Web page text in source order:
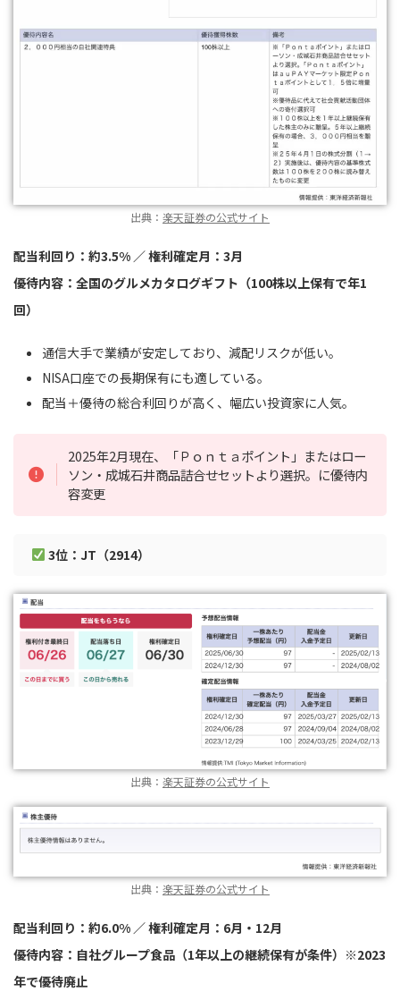
出典： 楽天証券の公式サイト
配当利回り：約3.5% ／ 権利確定月：3月
優待内容：全国のグルメカタログギフト（100株以上保有で年1
回）
通信大手で業績が安定しており、減配リスクが低い。
NISA口座での長期保有にも適している。
配当＋優待の総合利回りが高く、幅広い投資家に人気。
2025年2月現在、「Ｐｏｎｔａポイント」またはロー
ソン・成城石井商品詰合せセットより選択。に優待内
容変更
3位：JT（2914）
出典： 楽天証券の公式サイト
出典： 楽天証券の公式サイト
配当利回り：約6.0% ／ 権利確定月：6月・12月
優待内容：自社グループ食品（1年以上の継続保有が条件）※2023
年で優待廃止